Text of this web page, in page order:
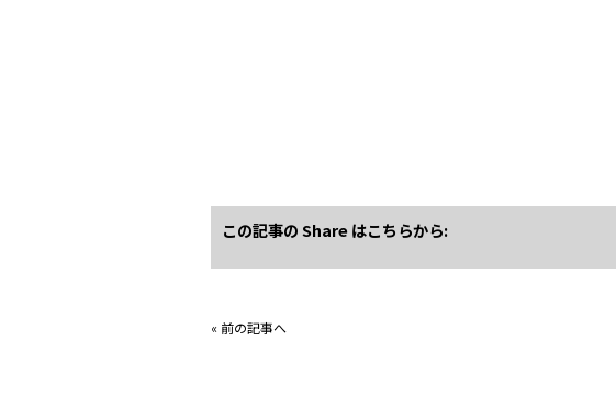
この記事の Share はこちらから:
« 前の記事へ